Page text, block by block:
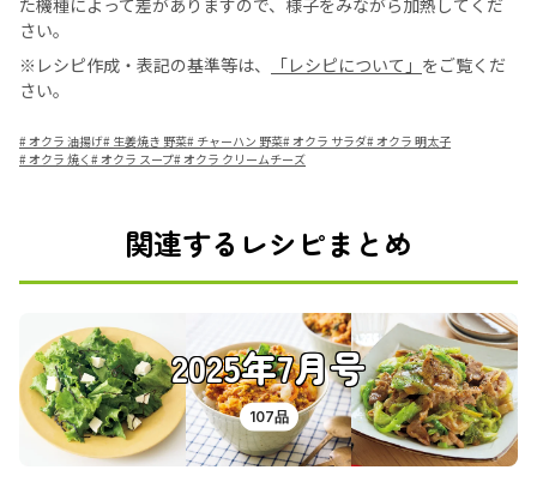
た機種によって差がありますので、様子をみながら加熱してくだ
さい。
※レシピ作成・表記の基準等は、
「レシピについて」 をご覧くだ
さい。
#オクラ 油揚げ# 生姜焼き 野菜# チャーハン 野菜#オクラ サラダ#オクラ 明太子
#オクラ 焼く #オクラ スープ#オクラ クリームチーズ
関連するレシピまとめ
2025年7月号
107品